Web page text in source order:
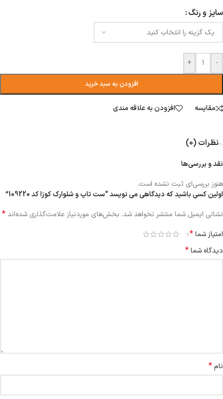
سایز و رنگ
-
+
افزودن به سبد خرید
مقایسه افزودن به علاقه مندی
نظرات (0)
نقد و بررسی‌ها
هنوز بررسی‌ای ثبت نشده است.
اولین کسی باشید که دیدگاهی می نویسد “ست تاپ و شلوارک کوزا کد 109220”
نشانی ایمیل شما منتشر نخواهد شد. بخش‌های موردنیاز علامت‌گذاری شده‌اند*
امتیاز شما*
دیدگاه شما*
نام*